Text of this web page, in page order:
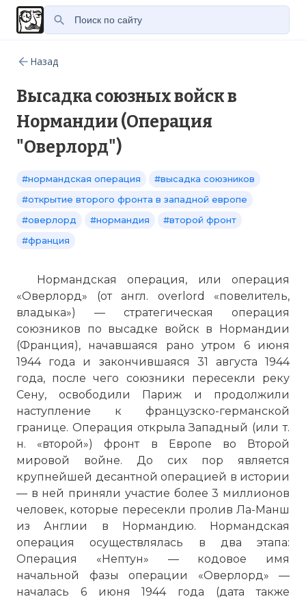
Назад
Высадка союзных войск в
Нормандии (Операция
"Оверлорд")
#нормандская операция
#высадка союзников
#открытие второго фронта в западной европе
#оверлорд
#нормандия
#второй фронт
#франция
Нормандская операция, или операция
«Оверлорд» (от англ. overlord «повелитель,
владыка») — стратегическая операция
союзников по высадке войск в Нормандии
(Франция), начавшаяся рано утром 6 июня
1944 года и закончившаяся 31 августа 1944
года, после чего союзники пересекли реку
Сену, освободили Париж и продолжили
наступление к французско-германской
границе. Операция открыла Западный (или т.
н. «второй») фронт в Европе во Второй
мировой войне. До сих пор является
крупнейшей десантной операцией в истории
— в ней приняли участие более 3 миллионов
человек, которые пересекли пролив Ла-Манш
из Англии в Нормандию. Нормандская
операция осуществлялась в два этапа:
Операция «Нептун» — кодовое имя
начальной фазы операции «Оверлорд» —
началась 6 июня 1944 года (дата также